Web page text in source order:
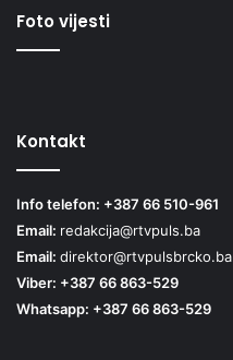
Foto vijesti
Kontakt
Info telefon: +387 66 510-961
Email: redakcija@rtvpuls.ba
Email: direktor@rtvpulsbrcko.ba
Viber: +387 66 863-529
Whatsapp: +387 66 863-529